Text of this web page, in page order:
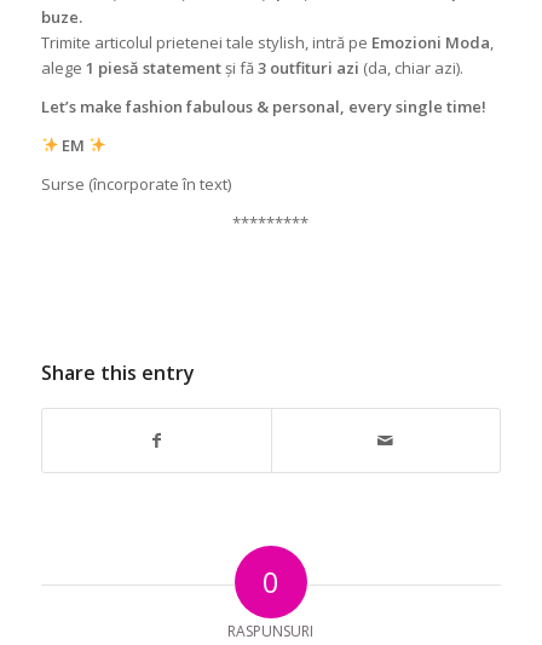
buze.
Trimite articolul prietenei tale stylish, intră pe Emozioni Moda,
alege 1 piesă statementși fă3 outfituri azi (da, chiar azi).
Let’s make fashion fabulous & personal, every single time!
EM
Surse (încorporate în text)
*********
Share this entry
0
RASPUNSURI